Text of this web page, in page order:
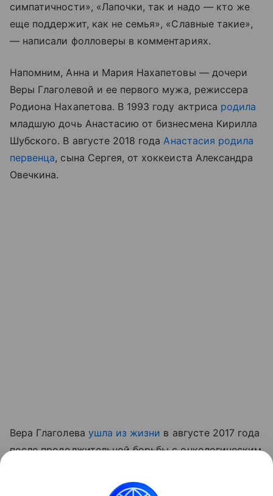
симпатичности», «Лапочки, так и надо — кто же
еще поддержит, как не семья», «Славные такие»,
— написали фолловеры в комментариях.
Напомним, Анна и Мария Нахапетовы — дочери
Веры Глаголевой и ее первого мужа, режиссера
Родиона Нахапетова. В 1993 году актриса родила
младшую дочь Анастасию от бизнесмена Кирилла
Шубского. В августе 2018 годаАнастасия родила
первенца, сына Сергея, от хоккеиста Александра
Овечкина.
Вера Глаголева ушла из жизни в августе 2017 года
после продолжительной борьбы с онкологическим